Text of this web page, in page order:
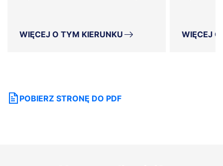
WIĘCEJ O TYM KIERUNKU WIĘCEJ
POBIERZ STRONĘ DO PDF